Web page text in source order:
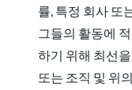
률, 특정 회사 또
그들의 활동에
하기 위해 최선
또는 조직 및 위